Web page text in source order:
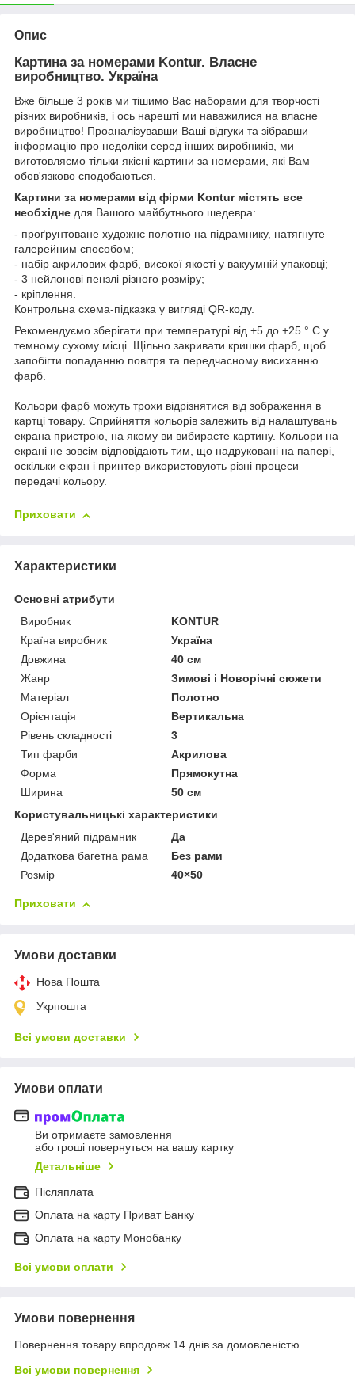
Опис
Картина за номерами Kontur. Власне
виробництво. Україна
Вже більше 3 років ми тішимо Вас наборами для творчості
різних виробників, і ось нарешті ми наважилися на власне
виробництво! Проаналізувавши Ваші відгуки та зібравши
інформацію про недоліки серед інших виробників, ми
виготовляємо тільки якісні картини за номерами, які Вам
обов'язково сподобаються.
Картини за номерами від фірми Kontur містять все
необхідне для Вашого майбутнього шедевра:
- проґрунтоване художнє полотно на підрамнику, натягнуте
галерейним способом;
- набір акрилових фарб, високої якості у вакуумній упаковці;
- 3 нейлонові пензлі різного розміру;
- кріплення.
Контрольна схема-підказка у вигляді QR-коду.
Рекомендуємо зберігати при температурі від +5 до +25 ° C у
темному сухому місці. Щільно закривати кришки фарб, щоб
запобігти попаданню повітря та передчасному висиханню
фарб.
Кольори фарб можуть трохи відрізнятися від зображення в
картці товару. Сприйняття кольорів залежить від налаштувань
екрана пристрою, на якому ви вибираєте картину. Кольори на
екрані не зовсім відповідають тим, що надруковані на папері,
оскільки екран і принтер використовують різні процеси
передачі кольору.
Приховати
Характеристики
Основні атрибути
Виробник
KONTUR
Країна виробник
Україна
Довжина
40 см
Жанр
Зимові і Новорічні сюжети
Матеріал
Полотно
Орієнтація
Вертикальна
Рівень складності
3
Тип фарби
Акрилова
Форма
Прямокутна
Ширина
50 см
Користувальницькі характеристики
Дерев'яний підрамник
Да
Додаткова багетна рама
Без рами
Розмір
40×50
Приховати
Умови доставки
Нова Пошта
Укрпошта
Всі умови доставки
Умови оплати
Ви отримаєте замовлення
або гроші повернуться на вашу картку
Детальніше
Післяплата
Оплата на карту Приват Банку
Оплата на карту Монобанку
Всі умови оплати
Умови повернення
Повернення товару впродовж 14 днів за домовленістю
Всі умови повернення